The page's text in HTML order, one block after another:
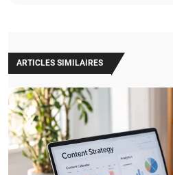
ARTICLES SIMILAIRES